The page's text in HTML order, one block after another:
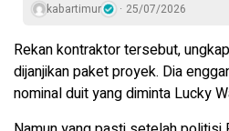
kabartimur 25/07/2026
Rekan kontraktor tersebut,
dijanjikan paket proyek. Dia
nominal duit yang diminta Lucky